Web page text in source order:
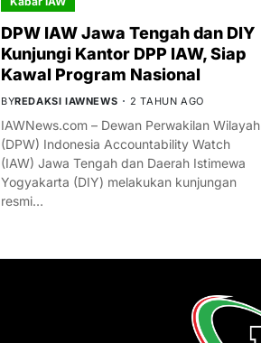
DPW IAW Jawa Tengah dan DIY
Kunjungi Kantor DPP IAW, Siap
Kawal Program Nasional
BYREDAKSI IAWNEWS 2 TAHUN AGO
IAWNews.com – Dewan Perwakilan Wilayah
(DPW) Indonesia Accountability Watch
(IAW) Jawa Tengah dan Daerah Istimewa
Yogyakarta (DIY) melakukan kunjungan
resmi…